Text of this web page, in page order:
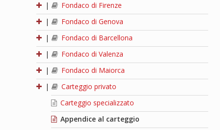
|
Fondaco di Firenze
|
Fondaco di Genova
|
Fondaco di Barcellona
|
Fondaco di Valenza
|
Fondaco di Maiorca
|
Carteggio privato
Carteggio specializzato
Appendice al carteggio